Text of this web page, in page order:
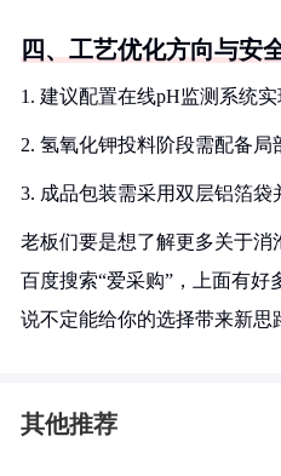
四、工艺优化方向与安
1. 建议配置在线pH监测系统
2. 氢氧化钾投料阶段需配备局
3. 成品包装需采用双层铝箔袋
老板们要是想了解更多关于
百度搜索“爱采购”，上面有好
说不定能给你的选择带来新思
其他推荐